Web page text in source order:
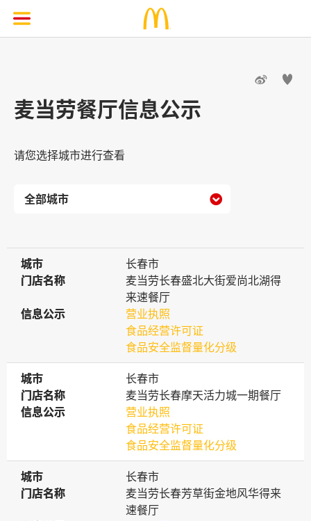
 
麦当劳餐厅信息公示
请您选择城市进行查看

城市
城市
长春市
门店名称
门店名称
麦当劳长春盛北大街爱尚北湖得
来速餐厅
信息公示
信息公示
营业执照
食品经营许可证
食品安全监督量化分级
城市
城市
长春市
门店名称
门店名称
麦当劳长春摩天活力城一期餐厅
信息公示
信息公示
营业执照
食品经营许可证
食品安全监督量化分级
城市
城市
长春市
门店名称
门店名称
麦当劳长春芳草街金地风华得来
速餐厅